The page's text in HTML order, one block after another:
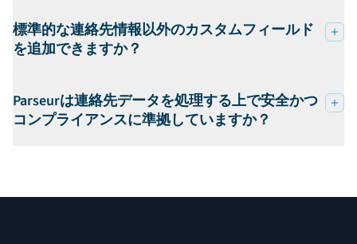
標準的な連絡先情報以外のカスタムフィールド
を追加できますか？
Parseurは連絡先データを処理する上で安全かつ
コンプライアンスに準拠していますか？